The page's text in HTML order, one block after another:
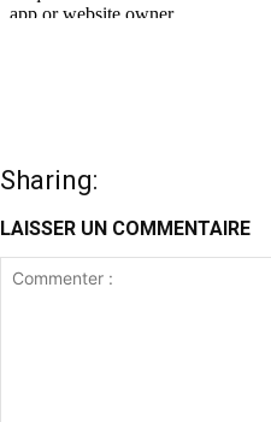
Sharing:
LAISSER UN COMMENTAIRE